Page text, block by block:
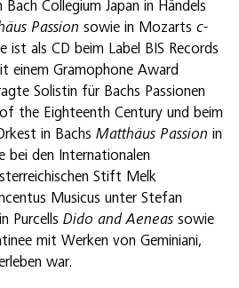
Collegium Japan in Händels
Passion sowie in Mozarts c-
ist als CD beim Label BIS Records
einem Gramophone Award
Solistin für Bachs Passionen
the Eighteenth Century und beim
in Bachs Matthäus Passion in
bei den Internationalen
Stift Melk
Musicus unter Stefan
Purcells Dido and Aeneas sowie
mit Werken von Geminiani,
war.